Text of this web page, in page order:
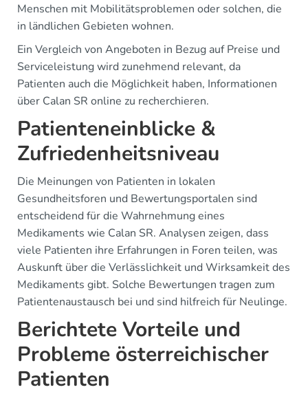
Menschen mit Mobilitätsproblemen oder solchen, die
in ländlichen Gebieten wohnen.
Ein Vergleich von Angeboten in Bezug auf Preise und
Serviceleistung wird zunehmend relevant, da
Patienten auch die Möglichkeit haben, Informationen
über Calan SR online zu recherchieren.
Patienteneinblicke &
Zufriedenheitsniveau
Die Meinungen von Patienten in lokalen
Gesundheitsforen und Bewertungsportalen sind
entscheidend für die Wahrnehmung eines
Medikaments wie Calan SR. Analysen zeigen, dass
viele Patienten ihre Erfahrungen in Foren teilen, was
Auskunft über die Verlässlichkeit und Wirksamkeit des
Medikaments gibt. Solche Bewertungen tragen zum
Patientenaustausch bei und sind hilfreich für Neulinge.
Berichtete Vorteile und
Probleme österreichischer
Patienten